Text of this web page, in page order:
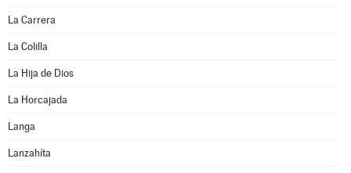
La Carrera
La Colilla
La Hija de Dios
La Horcajada
Langa
Lanzahíta